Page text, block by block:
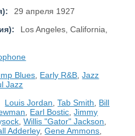
29 апреля 1927
Los Angeles, California,
Blues Early R&B ,Jazz
Jazz
Louis Jordan ,Tab Smith
Bill
Earl Bostic ,Jimmy
,Willis "Gator" Jackson
Adderley,Gene Ammons